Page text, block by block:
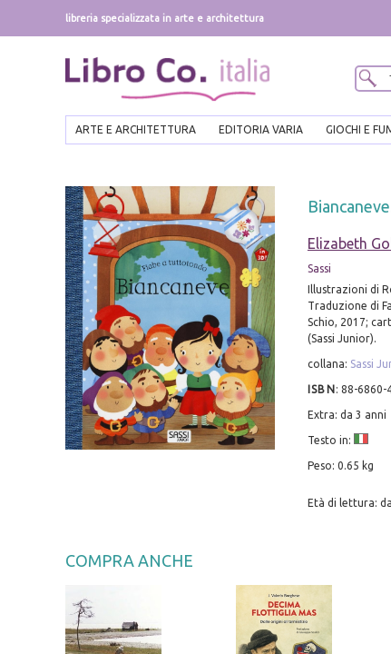
libreria specializzata in arte e architettura
ARTE E ARCHITETTURA EDITORIA VARIA GIOCHI E
Elizabeth
Sassi
Illustrazioni di
Traduzione di
Schio, 2017;
(Sassi Junior).
collana: Sassi
ISBN : 88-6860-
Extra: da 3 anni
Testo in:
Peso: 0.65 kg
Età di lettura:
COMPRA ANCHE